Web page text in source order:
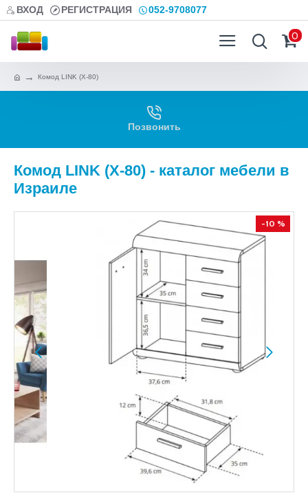
ВХОД РЕГИСТРАЦИЯ 052-9708077
0
Комод LINK (X-80)
Позвонить
Комод LINK (X-80) - каталог мебели в
Израиле
-10 %